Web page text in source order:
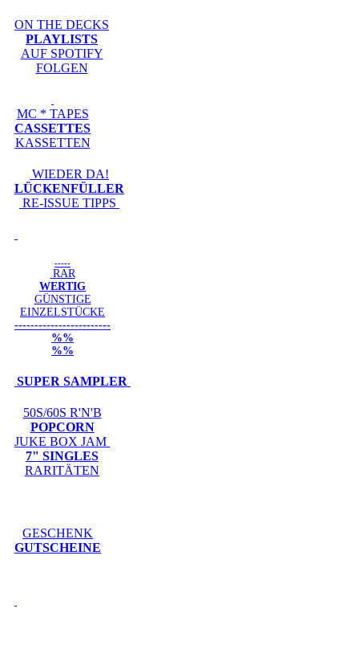
ON THE DECKS
PLAYLISTS
AUF SPOTIFY
FOLGEN
MC * TAPES
CASSETTES
KASSETTEN
WIEDER DA!
LÜCKENFÜLLER
RE-ISSUE TIPPS
-----
RAR
WERTIG
GÜNSTIGE
EINZELSTÜCKE
------------------------
%%
%%
SUPER SAMPLER
50S/60S R'N'B
POPCORN
JUKE BOX JAM
7" SINGLES
RARITÄTEN
GESCHENK
GUTSCHEINE